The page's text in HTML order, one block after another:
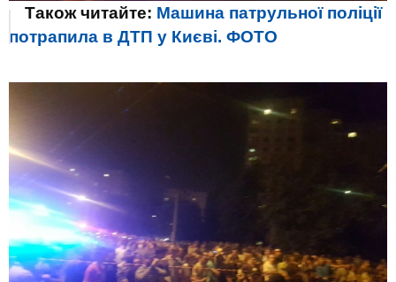
Також читайте: Машина патрульної поліції
потрапила в ДТП у Києві. ФОТО